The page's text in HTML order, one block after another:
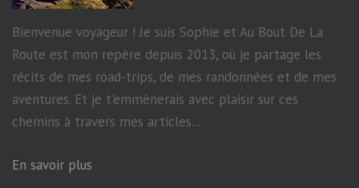
Bienvenue voyageur ! Je suis Sophie et Au Bout De La
Route est mon repère depuis 2013, où je partage les
récits de mes road-trips, de mes randonnées et de mes
aventures. Et je t'emmènerais avec plaisir sur ces
chemins à travers mes articles...
En savoir plus